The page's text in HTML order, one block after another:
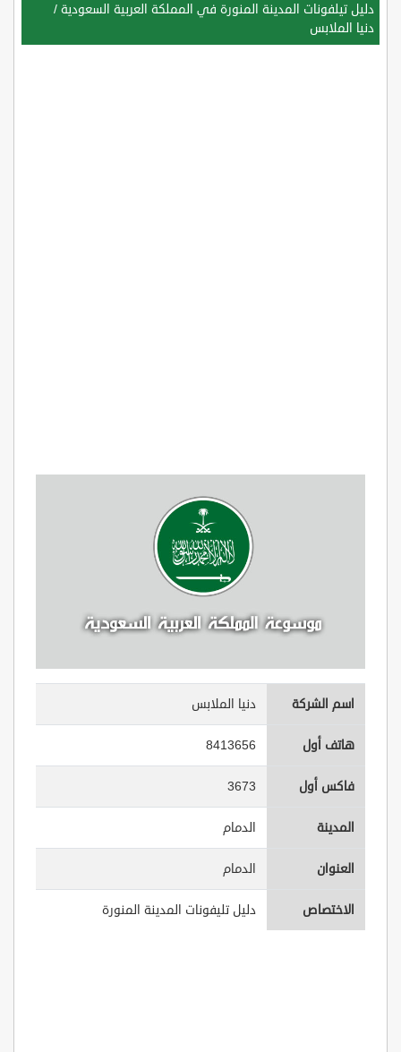
دليل تيلفونات المدينة المنورة في المملكة العربية السعودية /
دنيا الملابس
اسم الشركة دنيا الملابس
هاتف أول 8413656
فاكس أول 3673
المدينة الدمام
العنوان الدمام
الاختصاص دليل تليفونات المدينة المنورة